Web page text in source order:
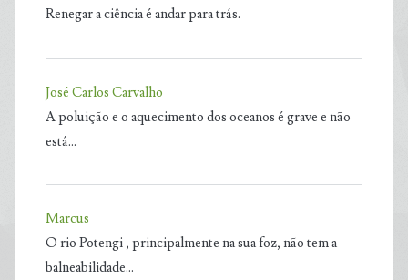
Renegar a ciência é andar para trás.
José Carlos Carvalho
A poluição e o aquecimento dos oceanos é grave e não
está…
Marcus
O rio Potengi , principalmente na sua foz, não tem a
balneabilidade…